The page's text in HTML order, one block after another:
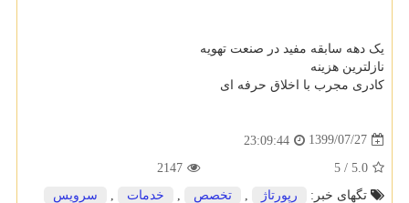
یک دهه سابقه مفید در صنعت تهویه
نازلترین هزینه
کادری مجرب با اخلاق حرفه ای
1399/07/27
23:09:44
5.0
/
5
2147
تگهای خبر:
رپورتاژ تخصص خدمات سرویس